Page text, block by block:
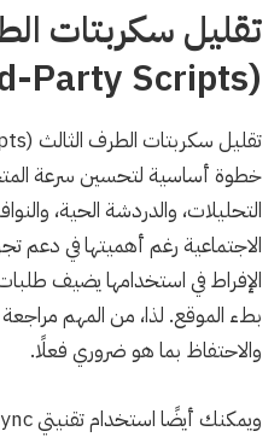
تقليل سكربتات
(Third-Party Scripts)
خطوة أساسية لتحسين سرعة
التحليلات، والدردشة الحية،
الاجتماعية رغم أهميتها في دعم
الإفراط في استخدامها يضيف
بطء الموقع. لذا، من المهم
والاحتفاظ بما هو ضروري فعلًا.